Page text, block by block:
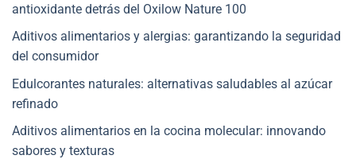
antioxidante detrás del Oxilow Nature 100
Aditivos alimentarios y alergias: garantizando la seguridad
del consumidor
Edulcorantes naturales: alternativas saludables al azúcar
refinado
Aditivos alimentarios en la cocina molecular: innovando
sabores y texturas